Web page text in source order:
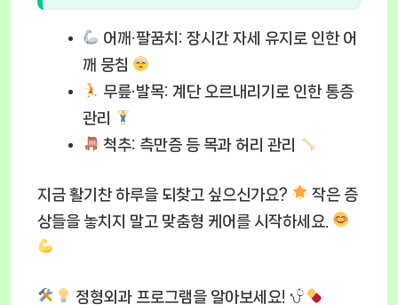
어깨·팔꿈치: 장시간 자세 유지로 인한 어
깨 뭉침
무릎·발목: 계단 오르내리기로 인한 통증
관리
척추: 측만증 등 목과 허리 관리
지금 활기찬 하루을 되찾고 싶으신가요?
작은 증
상들을 놓치지 말고 맞춤형 케어를 시작하세요.
정형외과 프로그램을 알아보세요!